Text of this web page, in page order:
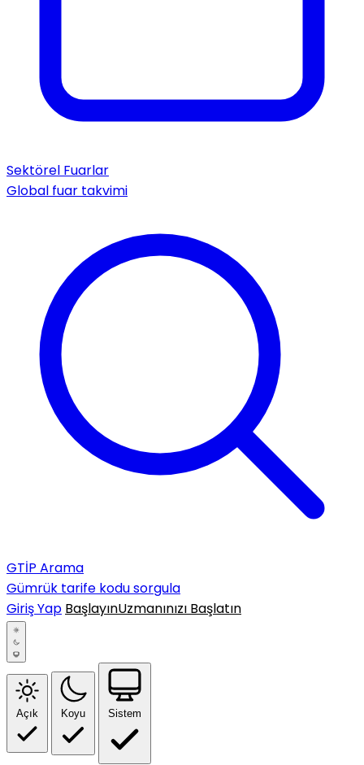
Sektörel Fuarlar
Global fuar takvimi
GTİP Arama
Gümrük tarife kodu sorgula
Giriş Yap BaşlayınUzmanınızı Başlatın
Açık Koyu Sistem